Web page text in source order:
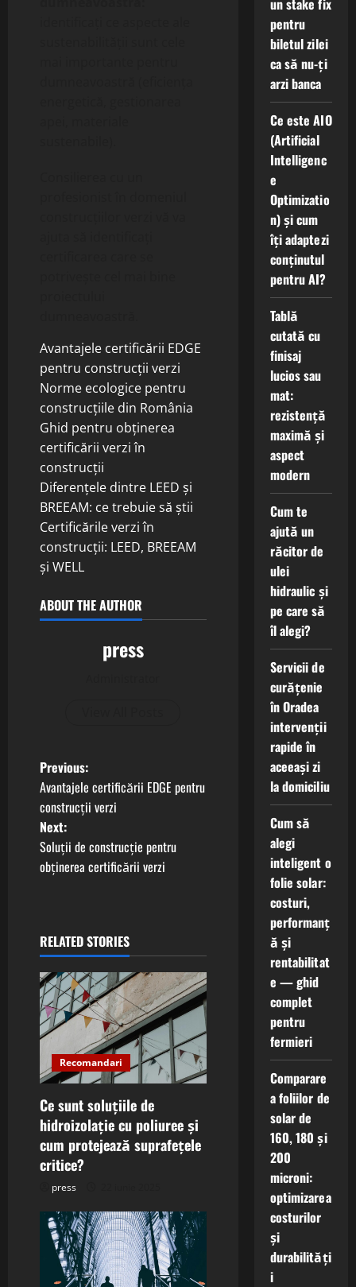
Avantajele certificării EDGE
pentru construcții verzi
Norme ecologice pentru
construcțiile din România
Ghid pentru obținerea
certificării verzi în
construcții
Diferențele dintre LEED și
BREEAM: ce trebuie să știi
Certificările verzi în
construcții: LEED, BREEAM
și WELL
ABOUT THE AUTHOR
press
P
o
s
t
a
v
i
g
a
t
i
o
n
Previous:
Avantajele certificării EDGE pentru
construcții verzi
Next:
Soluții de construcție pentru
obținerea certificării verzi
RELATED STORIES
Recomandari
Ce sunt soluțiile de
hidroizolație cu poliuree și
cum protejează suprafețele
critice?
press
un stake fix
pentru
biletul zilei
ca să nu-ți
arzi banca
Ce este AIO
(Artificial
Intelligenc
e
Optimizatio
n) și cum
îți adaptezi
conținutul
pentru AI?
Tablă
cutată cu
finisaj
lucios sau
mat:
rezistență
maximă și
aspect
modern
Cum te
ajută un
răcitor de
ulei
hidraulic și
pe care să
îl alegi?
Servicii de
curățenie
în Oradea
intervenții
rapide în
aceeași zi
la domiciliu
Cum să
alegi
inteligent o
folie solar:
costuri,
performanț
ă și
rentabilitat
e — ghid
complet
pentru
fermieri
Comparare
a foliilor de
solar de
160, 180 și
200
microni:
optimizarea
costurilor
și
durabilități
i